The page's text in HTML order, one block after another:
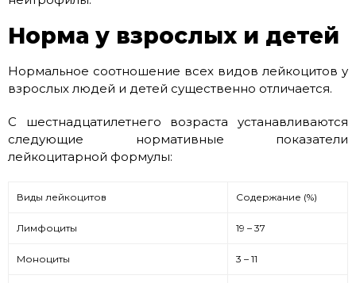
Норма у взрослых и детей
Нормальное соотношение всех видов лейкоцитов у
взрослых людей и детей существенно отличается.
С шестнадцатилетнего возраста устанавливаются
следующие нормативные показатели
лейкоцитарной формулы:
Виды лейкоцитов Содержание (%)
Лимфоциты 19 – 37
Моноциты 3 – 11